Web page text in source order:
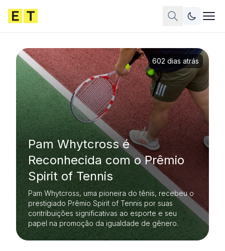
Pam Whytcross é
Reconhecida com o Prêmio
Spirit of Tennis
Pam Whytcross, uma pioneira do tênis, recebeu o
prestigiado Prêmio Spirit of Tennis por suas
contribuições significativas ao esporte e seu
papel na promoção da igualdade de gênero.
602 dias atrás